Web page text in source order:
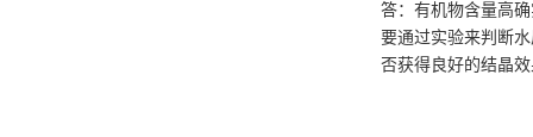
答：有机物含量高
要通过实验来判断
否获得良好的结晶